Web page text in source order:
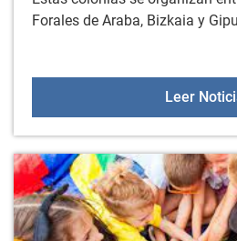
Forales de Araba, Bizkaia y
Leer